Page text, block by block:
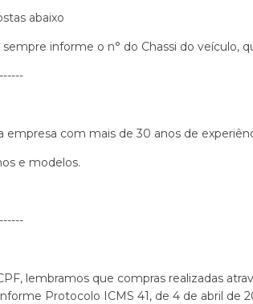
abaixo
informe o n° do Chassi do veículo,
empresa com mais de 30 anos de
e modelos.
lembramos que compras realizadas
Protocolo ICMS 41, de 4 de abril de